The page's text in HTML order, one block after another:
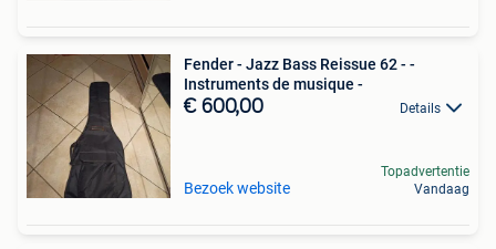
Fender - Jazz Bass Reissue 62 - -
Instruments de musique -
€ 600,00 Details
Bezoek website
Topadvertentie
Vandaag